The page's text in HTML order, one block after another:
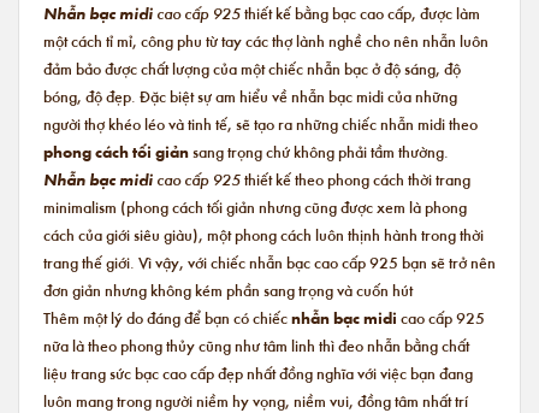
Nhẫn bạc midi cao cấp 925thiết kế bằng bạc cao cấp, được làm
một cách tỉ mỉ, công phu từ tay các thợ lành nghề cho nên nhẫn luôn
đảm bảo được chất lượng của một chiếc nhẫn bạc ở độ sáng, độ
bóng, độ đẹp. Đặc biệt sự am hiểu về nhẫn bạc midi của những
người thợ khéo léo và tinh tế, sẽ tạo ra những chiếc nhẫn midi theo
phong cách tối giảnsang trọng chứ không phải tầm thường.
Nhẫn bạc midi cao cấp 925thiết kế theo phong cách thời trang
minimalism (phong cách tối giản nhưng cũng được xem là phong
cách của giới siêu giàu), một phong cách luôn thịnh hành trong thời
trang thế giới. Vì vậy, với chiếc nhẫn bạc cao cấp 925 bạn sẽ trở nên
đơn giản nhưng không kém phần sang trọng và cuốn hút
Thêm một lý do đáng để bạn có chiếcnhẫn bạc midi cao cấp 925
nữa là theo phong thủy cũng như tâm linh thì đeo nhẫn bằng chất
liệu trang sức bạc cao cấp đẹp nhất đồng nghĩa với việc bạn đang
luôn mang trong người niềm hy vọng, niềm vui, đồng tâm nhất trí